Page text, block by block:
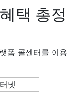
혜택 총정
폼 콜센터를 이용